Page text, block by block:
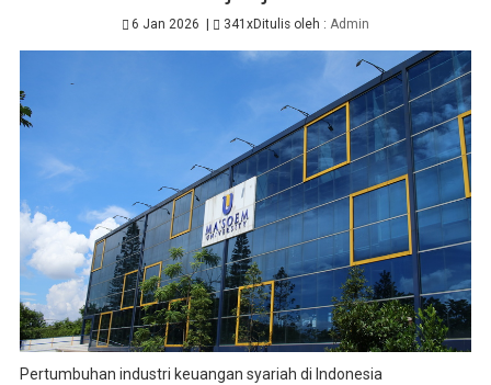
6 Jan 2026 341xDitulis oleh :Admin
Pertumbuhan industri keuangan syariah di Indonesia